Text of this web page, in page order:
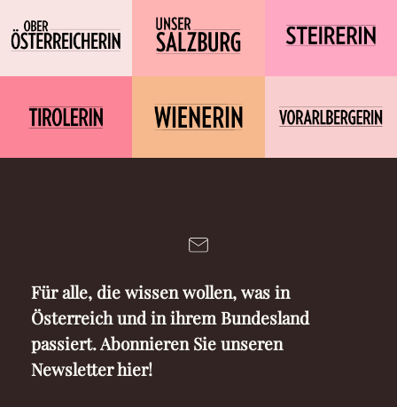
Für alle, die wissen wollen, was in
Österreich und in ihrem Bundesland
passiert. Abonnieren Sie unseren
Newsletter hier!